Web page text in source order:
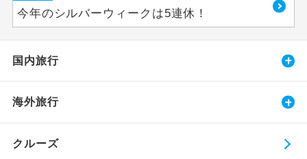
今年のシルバーウィークは5連休！
国内旅行
海外旅行
クルーズ